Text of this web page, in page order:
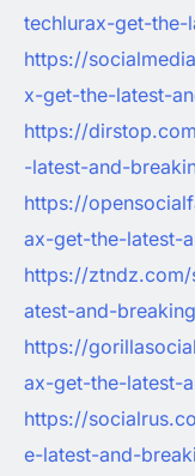
techlurax-get-the-
https://
x-get-the-latest-
https://
-latest-and-
https://
ax-get-the-latest-
https://
atest-and-
https://
ax-get-the-latest-
https://
e-latest-and-